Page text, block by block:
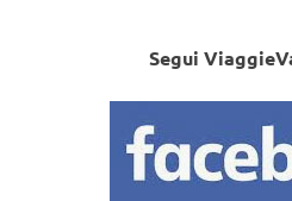
Segui